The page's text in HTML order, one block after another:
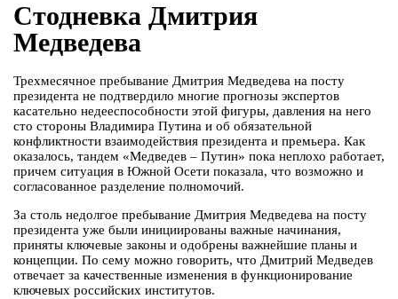
Стодневка Дмитрия
Медведева
Трехмесячное пребывание Дмитрия Медведева на посту
президента не подтвердило многие прогнозы экспертов
касательно недееспособности этой фигуры, давления на него
сто стороны Владимира Путина и об обязательной
конфликтности взаимодействия президента и премьера. Как
оказалось, тандем «Медведев – Путин» пока неплохо работает,
причем ситуация в Южной Осети показала, что возможно и
согласованное разделение полномочий.
За столь недолгое пребывание Дмитрия Медведева на посту
президента уже были инициированы важные начинания,
приняты ключевые законы и одобрены важнейшие планы и
концепции. По сему можно говорить, что Дмитрий Медведев
отвечает за качественные изменения в функционирование
ключевых российских институтов.